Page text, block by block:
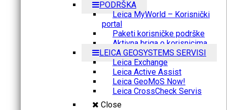
PODRŠKA
Leica MyWorld – Korisnički
portal
Paketi korisničke podrške
Aktivna briga o korisnicima
LEICA GEOSYSTEMS SERVISI
Leica Exchange
Leica Active Assist
Leica GeoMoS Now!
Leica CrossCheck Servis
Close